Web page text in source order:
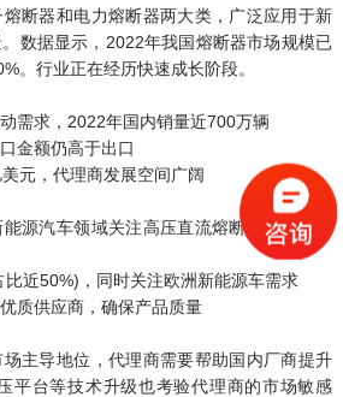
器和电力熔断器两大类，广泛应用于新
数据显示，2022年我国熔断器市场规模已
。行业正在经历快速成长阶段。
求，2022年国内销量近700万辆
额仍高于出口
，代理商发展空间广阔
汽车领域关注高压直流熔断器，工业领
近50%)，同时关注欧洲新能源车需求
供应商，确保产品质量
导地位，代理商需要帮助国内厂商提升
平台等技术升级也考验代理商的市场敏感